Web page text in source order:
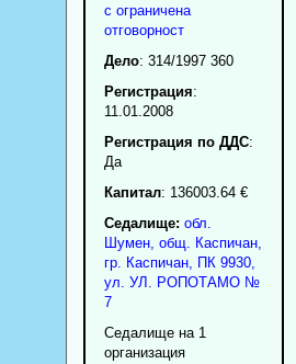
с ограничена
отговорност
Дело: 314/1997 360
Регистрация:
11.01.2008
Регистрация по ДДС:
Да
Капитал: 136003.64 €
Седалище: обл.
Шумен, общ. Каспичан,
гр. Каспичан, ПК 9930,
ул. УЛ. РОПОТАМО №
7
Седалище на 1
организация